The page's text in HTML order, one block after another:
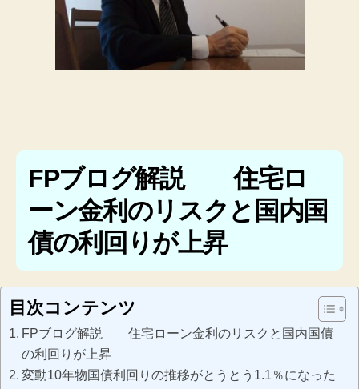
FPブログ解説 住宅ロ
ーン金利のリスクと国内国
債の利回りが上昇
目次コンテンツ
FPブログ解説 住宅ローン金利のリスクと国内国債
の利回りが上昇
変動10年物国債利回りの推移がとうとう1.1％になった